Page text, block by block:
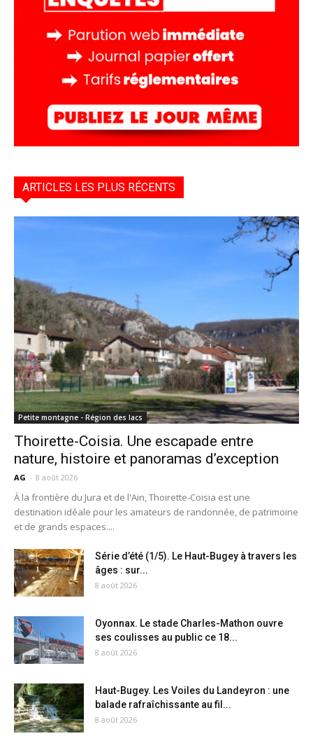
ARTICLES LES PLUS RÉCENTS
Petite montagne - Région des lacs
Thoirette-Coisia. Une escapade entre
nature, histoire et panoramas d’exception
AG - 8 août 2026
À la frontière du Jura et de l'Ain, Thoirette-Coisia est une
destination idéale pour les amateurs de randonnée, de patrimoine
et de grands espaces....
Série d’été (1/5). Le Haut-Bugey à travers les
âges : sur...
8 août 2026
Oyonnax. Le stade Charles-Mathon ouvre
ses coulisses au public ce 18...
8 août 2026
Haut-Bugey. Les Voiles du Landeyron : une
balade rafraîchissante au fil...
8 août 2026